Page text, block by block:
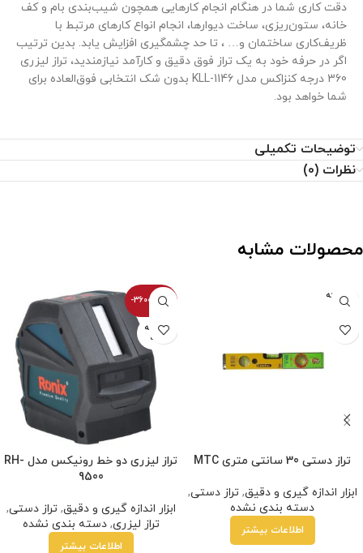
دقت کاری شما در هنگام انجام کارهایی همچون شیب‌بندی بام و کف
خانه، ستون‌ریزی، ساخت دیوارها، انجام انواع کارهای مرتبط با
ظریف‌کاری ساختمان و… ، تا حد چشمگیری افزایش یابد. بدین ترتیب
اگر در حرفه خود به یک تراز فوق دقیق و کارآمد نیازمندید، تراز لیزری
360 درجه کنزاکس مدل KLL-1146 بدون شک انتخابی فوق‌العاده برای
شما خواهد بود.
توضیحات تکمیلی
نظرات (0)
محصولات مشابه
فروخته
شده
تراز دستی 30 سانتی متری MTC
ابزار اندازه گیری و دقیق,تراز دستی,
دسته بندی نشده
اطلاعات بیشتر
-36000100%
فروخته
شده
تراز لیزری دو خط رونیکس مدل RH-
9500
ابزار اندازه گیری و دقیق,تراز دستی,
تراز لیزری,دسته بندی نشده
اطلاعات بیشتر